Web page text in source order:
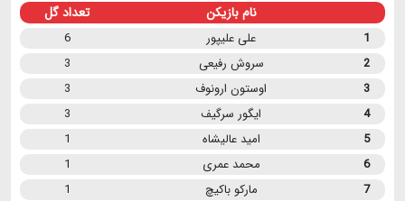
نام بازیکن تعداد گل
1 علی علیپور
6
2
سروش رفیعی
3
3
اوستون ارونوف
3
4
ایگور سرگیف
3
5
امید عالیشاه
1
6
محمد عمری
1
7
مارکو باکیچ
1